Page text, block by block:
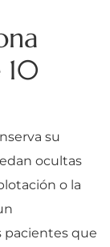
10
su
ocultas
o la
pacientes que